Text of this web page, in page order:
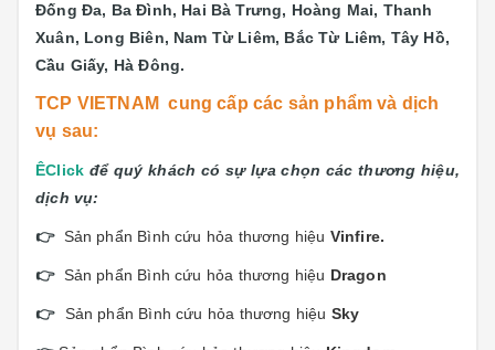
Đống Đa, Ba Đình, Hai Bà Trưng, Hoàng Mai, Thanh
Xuân, Long Biên, Nam Từ Liêm, Bắc Từ Liêm, Tây Hồ,
Cầu Giấy, Hà Đông.
TCP VIETNAM cung cấp các sản phẩm và dịch
vụ sau:
ÊClick để quý khách có sự lựa chọn các thương hiệu,
dịch vụ:
👉 Sản phẩn Bình cứu hỏa thương hiệu Vinfire.
👉 Sản phẩn Bình cứu hỏa thương hiệu Dragon
👉 Sản phẩn Bình cứu hỏa thương hiệu Sky